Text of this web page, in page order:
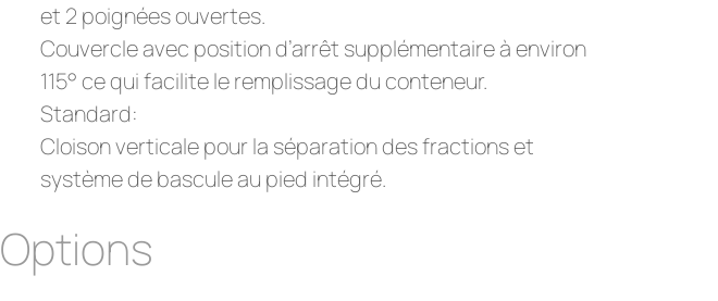
et 2 poignées ouvertes.
Couvercle avec position d’arrêt supplémentaire à environ
115° ce qui facilite le remplissage du conteneur.
Standard:
Cloison verticale pour la séparation des fractions et
système de bascule au pied intégré.
Options